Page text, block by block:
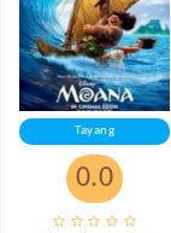
Tayang
0.0